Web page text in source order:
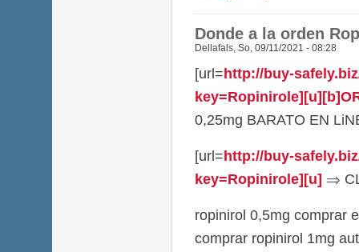
Donde a la orden
Dellafals, So, 09/11/2021 - 08:28
[url=http://buy-
0,25mg BARATO EN
[url=http://buy-
key=Ropinirole][u] ⇒
ropinirol 0,5mg comprar
comprar ropinirol 1mg